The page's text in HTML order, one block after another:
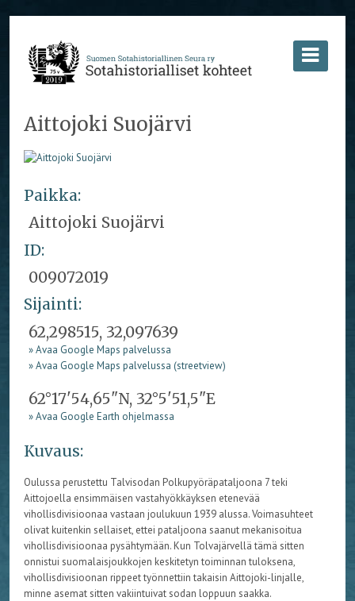
Aittojoki Suojärvi
Paikka:
Aittojoki Suojärvi
ID:
009072019
Sijainti:
62,298515, 32,097639
» Avaa Google Maps palvelussa
» Avaa Google Maps palvelussa (streetview)
62°17'54,65"N, 32°5'51,5"E
» Avaa Google Earth ohjelmassa
Kuvaus:
Oulussa perustettu Talvisodan Polkupyöräpataljoona 7 teki
Aittojoella ensimmäisen vastahyökkäyksen etenevää
vihollisdivisioonaa vastaan joulukuun 1939 alussa. Voimasuhteet
olivat kuitenkin sellaiset, ettei pataljoona saanut mekanisoitua
vihollisdivisioonaa pysähtymään. Kun Tolvajärvellä tämä sitten
onnistui suomalaisjoukkojen keskitetyn toiminnan tuloksena,
vihollisdivisioonan rippeet työnnettiin takaisin Aittojoki-linjalle,
minne asemat sitten vakiintuivat sodan loppuun saakka.